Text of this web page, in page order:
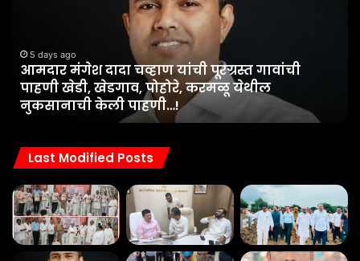
गावांची
पाहणी
खेडी,
खेडगाव,
येथील
नुकसानाची
केली
पाहणी…!
5 days ago
आमदार मंगेश दादा चव्हाण यांची पूरग्रस्त गावांची
पाहणी खेडी, खेडगाव, पोहोरे, करमळू येथील
नुकसानाची केली पाहणी…!
Last Modified Posts